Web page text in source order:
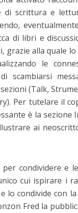
di scrittura e
di libri e
grazie alla quale
le
scambiarsi
(Talk,
Per tutelare il
è la sezione
ai
condividere e
cui ispirare i
condivide con la
Fred la